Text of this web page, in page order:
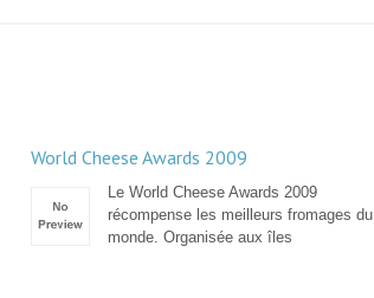
World Cheese Awards 2009
Le World Cheese Awards 2009
récompense les meilleurs fromages du
monde. Organisée aux îles